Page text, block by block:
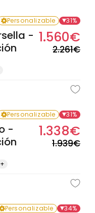
Personalizable 31%
-
2.261€de
1.560€
Personalizable 31%
-
+
1.939€de
1.338€
Personalizable 34%